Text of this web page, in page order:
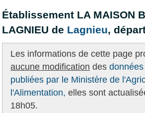
Établissement LA MAISON
LAGNIEU de Lagnieu,
Les informations de cette page
aucune modification des
publiées par le Ministère de
l'Alimentation, elles sont
18h05.